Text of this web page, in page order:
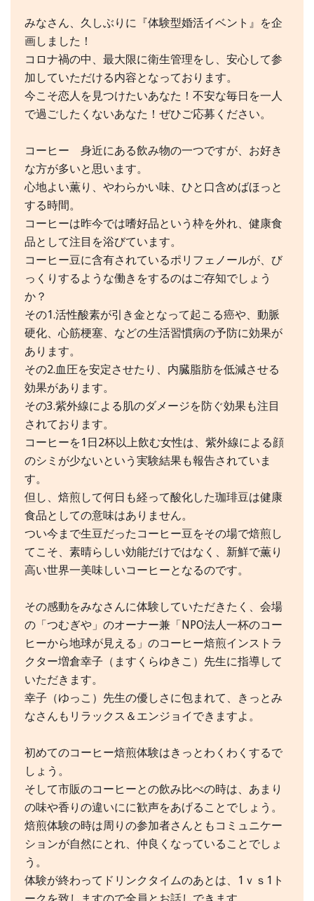
みなさん、久しぶりに『体験型婚活イベント』を企
画しました！
コロナ禍の中、最大限に衛生管理をし、安心して参
加していただける内容となっております。
今こそ恋人を見つけたいあなた！不安な毎日を一人
で過ごしたくないあなた！ぜひご応募ください。
コーヒー 身近にある飲み物の一つですが、お好き
な方が多いと思います。
心地よい薫り、やわらかい味、ひと口含めばほっと
する時間。
コーヒーは昨今では嗜好品という枠を外れ、健康食
品として注目を浴びています。
コーヒー豆に含有されているポリフェノールが、び
っくりするような働きをするのはご存知でしょう
か？
その1.活性酸素が引き金となって起こる癌や、動脈
硬化、心筋梗塞、などの生活習慣病の予防に効果が
あります。
その2.血圧を安定させたり、内臓脂肪を低減させる
効果があります。
その3.紫外線による肌のダメージを防ぐ効果も注目
されております。
コーヒーを1日2杯以上飲む女性は、紫外線による顔
のシミが少ないという実験結果も報告されていま
す。
但し、焙煎して何日も経って酸化した珈琲豆は健康
食品としての意味はありません。
つい今まで生豆だったコーヒー豆をその場で焙煎し
てこそ、素晴らしい効能だけではなく、新鮮で薫り
高い世界一美味しいコーヒーとなるのです。
その感動をみなさんに体験していただきたく、会場
の「つむぎや」のオーナー兼「NPO法人一杯のコー
ヒーから地球が見える」のコーヒー焙煎インストラ
クター増倉幸子（ますくらゆきこ）先生に指導して
いただきます。
幸子（ゆっこ）先生の優しさに包まれて、きっとみ
なさんもリラックス＆エンジョイできますよ。
初めてのコーヒー焙煎体験はきっとわくわくするで
しょう。
そして市販のコーヒーとの飲み比べの時は、あまり
の味や香りの違いにに歓声をあげることでしょう。
焙煎体験の時は周りの参加者さんともコミュニケー
ションが自然にとれ、仲良くなっていることでしょ
う。
体験が終わってドリンクタイムのあとは、1ｖｓ1ト